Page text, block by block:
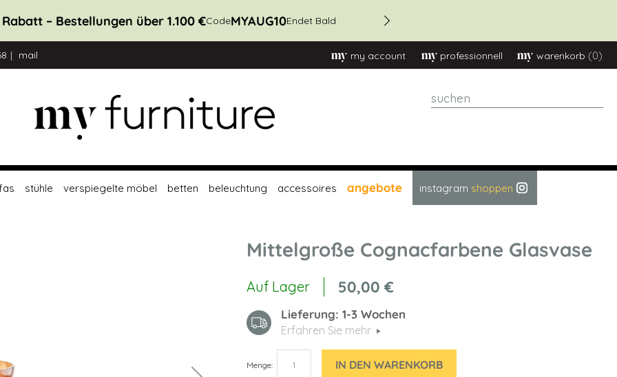
Rabatt – Bestellungen über 1.100 €CodeMYAUG10Endet Bald
mail my account professionnell warenkorb (0)
suchen
stühle verspiegelte möbel betten beleuchtung accessoires angebote instagram shoppen
Mittelgroße Cognacfarbene Glasvase
Auf Lager 50,00 €
Lieferung: 1-3 Wochen
Erfahren Sie mehr
Menge IN DEN WARENKORB